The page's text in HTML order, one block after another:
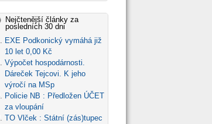
Nejčtenější články za
posledních 30 dni
EXE Podkonický vymáhá již
10 let 0,00 Kč
Výpočet hospodárnosti.
Dáreček Tejcovi. K jeho
výročí na MSp
Policie NB : Předložen ÚČET
za vloupání
TO Vlček : Státní (zás)tupec